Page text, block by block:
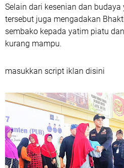
Selain dari kesenian dan
tersebut juga mengadakan
sembako kepada yatim piatu
kurang mampu.
masukkan script iklan disini